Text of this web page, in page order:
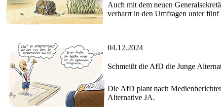
Auch mit dem neuen
verharrt in den Umfragen unter fünf
04.12.2024
Schmeißt die AfD die Junge
Die AfD plant nach
Alternative JA.